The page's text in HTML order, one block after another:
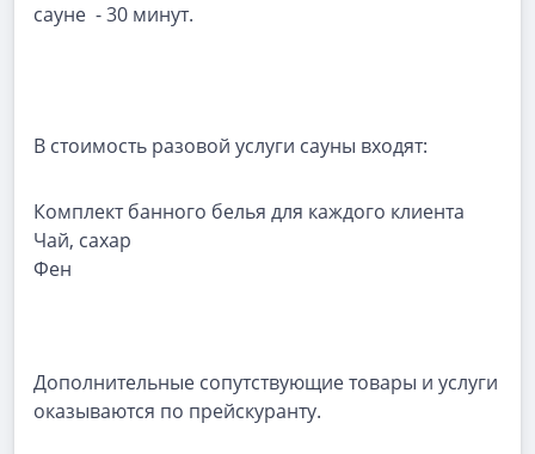
сауне - 30 минут.
В стоимость разовой услуги сауны входят:
Комплект банного белья для каждого клиента
Чай, сахар
Фен
Дополнительные сопутствующие товары и услуги
оказываются по прейскуранту.